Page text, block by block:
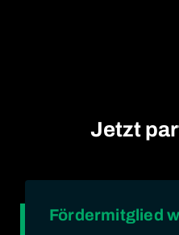
Jetzt
Fördermitglied